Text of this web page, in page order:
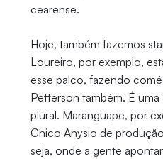
cearense.
Hoje, também fazemos
Loureiro, por exemplo,
esse palco, fazendo
Petterson também. É
plural. Maranguape, por
Chico Anysio de
seja, onde a gente